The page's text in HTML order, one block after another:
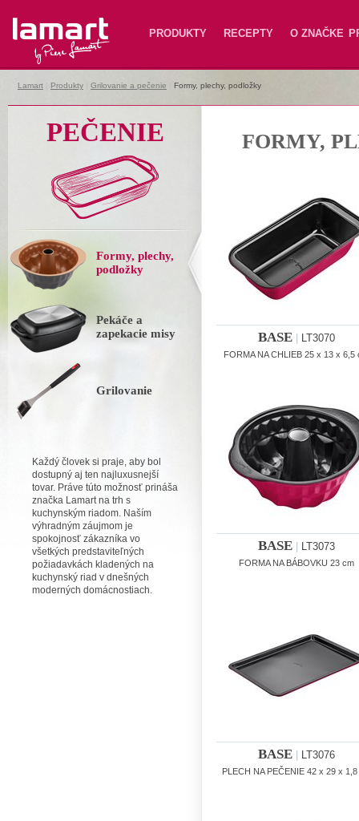
Lamart PRODUKTY RECEPTY O ZNAČKE
Lamart Produkty Grilovanie a pečenie Formy, plechy, podložky
PEČENIE
Formy, plechy,
podložky
Pekáče a
zapekacie misy
Grilovanie
Každý človek si praje, aby bol
dostupný aj ten najluxusnejší
tovar. Práve túto možnosť prináša
značka Lamart na trh s
kuchynským riadom. Naším
výhradným záujmom je
spokojnosť zákazníka vo
všetkých predstaviteľných
požiadavkách kladených na
kuchynský riad v dnešných
moderných domácnostiach.
FORMY,
BASE LT3070
FORMA NA CHLIEB 25 x 13 x 6,5
BASE LT3073
FORMA NA BÁBOVKU 23 cm
BASE LT3076
PLECH NA PEČENIE 42 x 29 x